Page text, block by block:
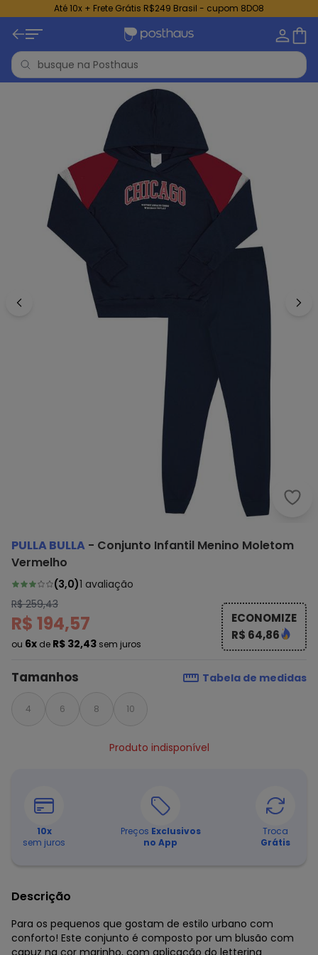
Até 10x + Frete Grátis R$249 Brasil - cupom 8DO8
PULLA BULLA - Conjunto Infantil Menino Moletom
Vermelho
(3,0)1 avaliação
R$ 259,43
R$ 194,57
ou 6x de R$ 32,43 sem juros
ECONOMIZE
R$ 64,86
Tamanhos Tabela de medidas
4 6 8 10
Produto indisponível
10x
sem juros
Preços Exclusivos
no App
Troca
Grátis
Descrição
Para os pequenos que gostam de estilo urbano com
conforto! Este conjunto é composto por um blusão com